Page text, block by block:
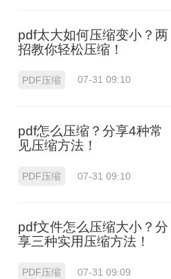
pdf太大如何压缩变小？两
招教你轻松压缩！
PDF压缩 07-31 09:10
pdf怎么压缩？分享4种常
见压缩方法！
PDF压缩 07-31 09:10
pdf文件怎么压缩大小？分
享三种实用压缩方法！
PDF压缩 07-31 09:09